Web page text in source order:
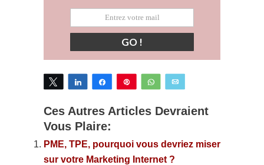
GO !
Tweetez Partagez Partagez Épingle WhatsApp
Ces Autres Articles Devraient
Vous Plaire:
PME, TPE, pourquoi vous devriez miser
sur votre Marketing Internet ?